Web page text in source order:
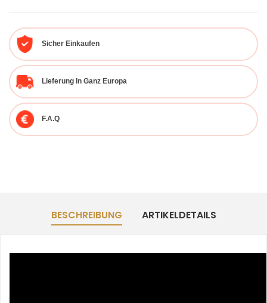
Sicher Einkaufen
Lieferung In Ganz Europa
F.A.Q
BESCHREIBUNG ARTIKELDETAILS